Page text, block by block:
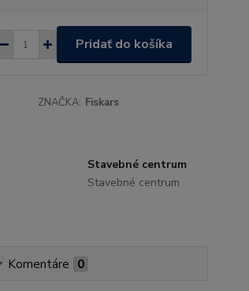
Pridať do košíka
ZNAČKA: Fiskars
Stavebné centrum
Stavebné centrum
Komentáre 0